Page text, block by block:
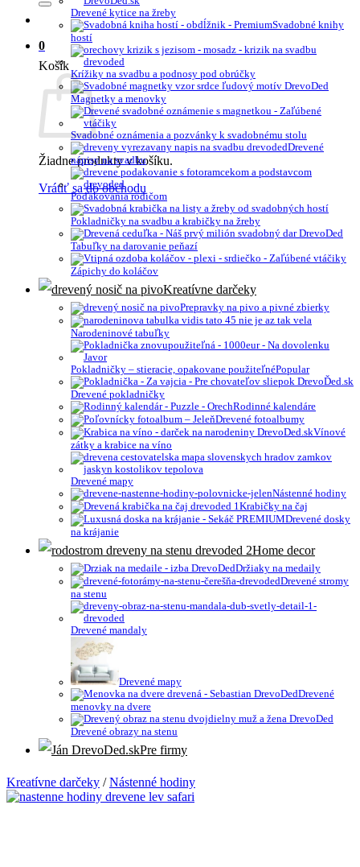
0
Košík
Žiadne produkty v košíku.
Vrátiť sa do obchodu
Drevené kytice na žreby
Svadobné knihy
hostí
Krížiky na svadbu a podnosy pod obrúčky
Magnetky a menovky
Svadobné oznámenia a pozvánky k svadobnému stolu
Drevené
nápisy na svadbu
Poďakovania rodičom
Pokladničky na svadbu a krabičky na žreby
Tabuľky na darovanie peňazí
Zápichy do koláčov
Kreatívne darčeky
Prepravky na pivo a pivné zbierky
Narodeninové tabuľky
Pokladničky – stieracie, opakovane použiteľné
Drevené pokladničky
Rodinné kalendáre
Drevené fotoalbumy
Vínové
zátky a krabice na víno
Drevené mapy
Nástenné hodiny
Krabičky na čaj
Drevené dosky
na krájanie
Home decor
Držiaky na medaily
Drevené stromy
na stenu
Drevené mandaly
Drevené mapy
Drevené
menovky na dvere
Drevené obrazy na stenu
Pre firmy
Kreatívne darčeky / Nástenné hodiny